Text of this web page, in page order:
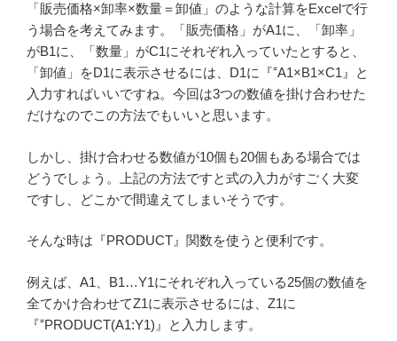
「販売価格×卸率×数量＝卸値」のような計算をExcelで行
う場合を考えてみます。「販売価格」がA1に、「卸率」
がB1に、「数量」がC1にそれぞれ入っていたとすると、
「卸値」をD1に表示させるには、D1に『⁼A1×B1×C1』と
入力すればいいですね。今回は3つの数値を掛け合わせた
だけなのでこの方法でもいいと思います。
しかし、掛け合わせる数値が10個も20個もある場合では
どうでしょう。上記の方法ですと式の入力がすごく大変
ですし、どこかで間違えてしまいそうです。
そんな時は『PRODUCT』関数を使うと便利です。
例えば、A1、B1…Y1にそれぞれ入っている25個の数値を
全てかけ合わせてZ1に表示させるには、Z1に
『⁼PRODUCT(A1:Y1)』と入力します。